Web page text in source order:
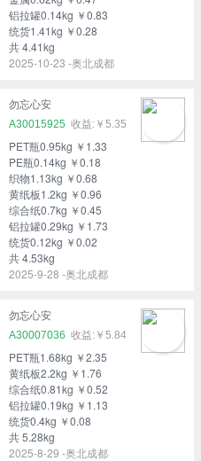
铝拉罐0.14kg ￥0.83
统货1.41kg ￥0.28
共 4.41kg
2025-10-23 -奥北成都
勿忘心安
A30015925
￥5.35
PET瓶0.95kg ￥1.33
PE瓶0.14kg ￥0.18
织物1.13kg ￥0.68
黄纸板1.2kg ￥0.96
综合纸0.7kg ￥0.45
铝拉罐0.29kg ￥1.73
统货0.12kg ￥0.02
共 4.53kg
2025-9-28 -奥北成都
勿忘心安
A30007036
￥5.84
PET瓶1.68kg ￥2.35
黄纸板2.2kg ￥1.76
综合纸0.81kg ￥0.52
铝拉罐0.19kg ￥1.13
统货0.4kg ￥0.08
共 5.28kg
2025-8-29 -奥北成都